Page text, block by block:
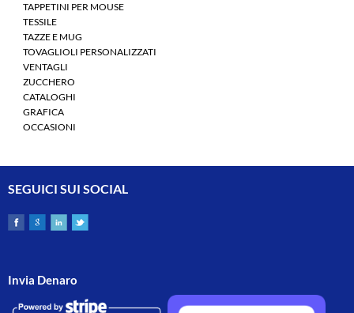
TAPPETINI PER MOUSE
TESSILE
TAZZE E MUG
TOVAGLIOLI PERSONALIZZATI
VENTAGLI
ZUCCHERO
CATALOGHI
GRAFICA
OCCASIONI
SEGUICI SUI SOCIAL
Invia Denaro